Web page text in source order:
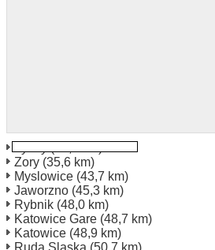
Zory (35,6 km)
Myslowice (43,7 km)
Jaworzno (45,3 km)
Rybnik (48,0 km)
Katowice Gare (48,7 km)
Katowice (48,9 km)
Ruda Slaska (50,7 km)